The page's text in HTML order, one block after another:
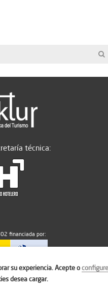
técnica:
financiada por:
501100011033
su experiencia. Acepte oconfigure
desea cargar.